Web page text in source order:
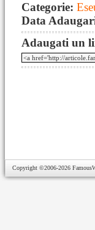
Categorie:
Data
Adaugati un
Copyright ©2006-2026